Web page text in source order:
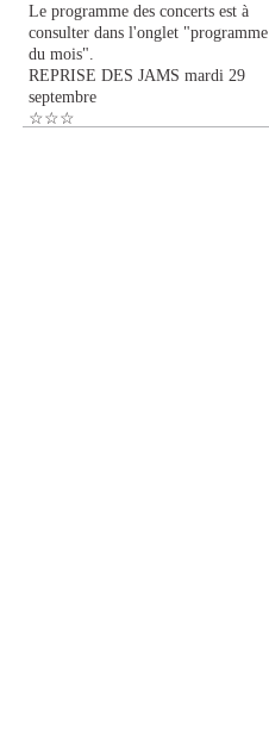
Le programme des concerts est à
consulter dans l'onglet "programme
du mois".
REPRISE DES JAMS mardi 29
septembre
☆☆☆